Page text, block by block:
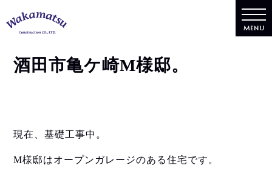
MENU
酒田市亀ケ崎M様邸。
現在、基礎工事中。
M様邸はオープンガレージのある住宅です。